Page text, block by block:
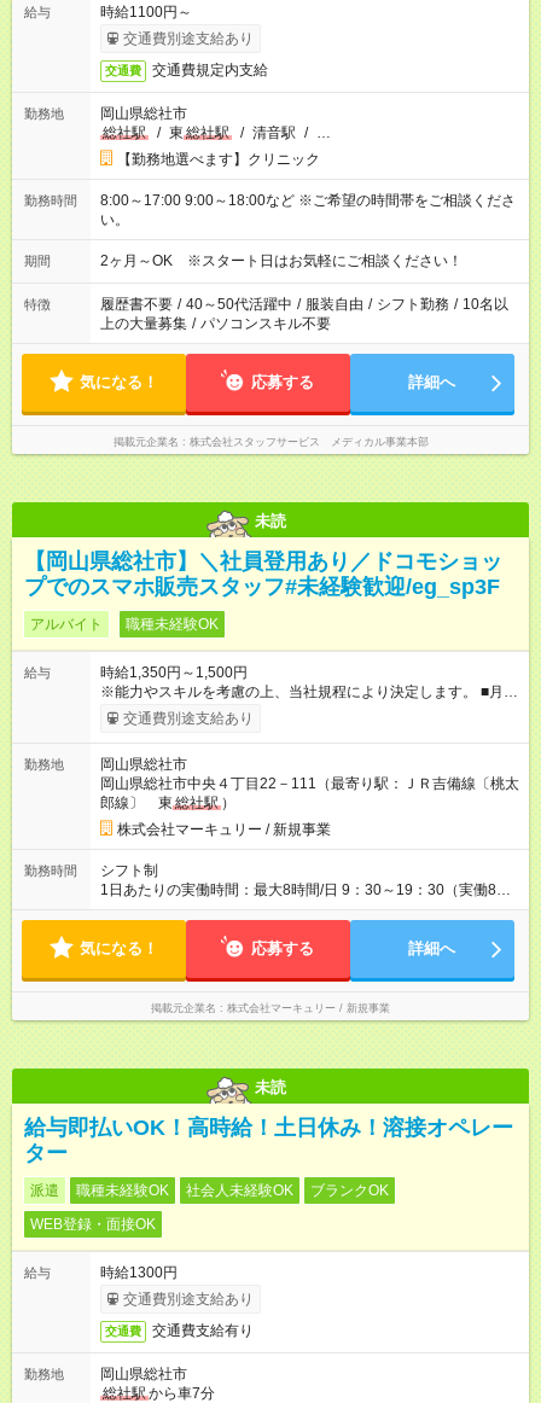
給与
時給1100円～
交通費別途支給あり
交通費 交通費規定内支給
勤務地
岡山県総社市
総社駅
/ 東 総社駅 / 清音駅 / …
【勤務地選べます】クリニック
勤務時間
8:00～17:00 9:00～18:00など ※ご希望の時間帯をご相談くださ
い。
期間 2ヶ月～OK ※スタート日はお気軽にご相談ください！
特徴 履歴書不要 / 40～50代活躍中 / 服装自由 / シフト勤務 / 10名以
上の大量募集 / パソコンスキル不要
気になる！ 応募する 詳細へ
掲載元企業名 株式会社スタッフサービス メディカル事業本部
未読
【岡山県総社市】＼社員登用あり／ドコモショッ
プでのスマホ販売スタッフ#未経験歓迎/eg_sp3F
アルバイト 職種未経験OK
給与
時給1,350円～1,500円
※能力やスキルを考慮の上、当社規程により決定します。 ■月給
例 時給1350円×実働8時間×月22日＝237，600円 ＜1人ひとりの
成長・頑張りを評価＞ 毎年半期ごとに評価制度を実施していま
を設定。 多くの社員が目標を達成した上で、ベースアップも叶
えています。 1人ひとりの成長や頑張りに対してもしっかり還元
をしていく制度が確立しています！ 【試用期間】試用期間あり
試用期間の長さ：3ヶ月 雇用形態、給与は本採用時と同じです。
交通費別途支給あり
勤務地
岡山県総社市
岡山県総社市中央４丁目22－111（最寄り駅：ＪＲ吉備線〔桃太
郎線〕 東 総社駅 ）
株式会社マーキュリー / 新規事業
勤務時間
シフト制
1日あたりの実働時間：最大8時間/日 9：30～19：30（実働8時
間／休憩1時間） ■シフト例 ・9：30～18：30 ・10：30～19：
られます！
気になる！ 応募する 詳細へ
掲載元企業名 株式会社マーキュリー / 新規事業
未読
給与即払いOK！高時給！土日休み！溶接オペレー
ター
派遣 職種未経験OK 社会人未経験OK
ブランクOK
WEB登録・面接OK
給与
時給1300円
交通費別途支給あり
交通費 交通費支給有り
勤務地
岡山県総社市
総社駅から車7分